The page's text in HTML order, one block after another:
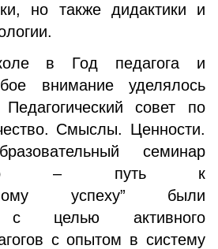
но также дидактики и
в Год педагога и
внимание уделялось
Педагогический совет по
Смыслы. Ценности.
семинар
– путь к
успеху” были
с целью активного
с опытом в систему